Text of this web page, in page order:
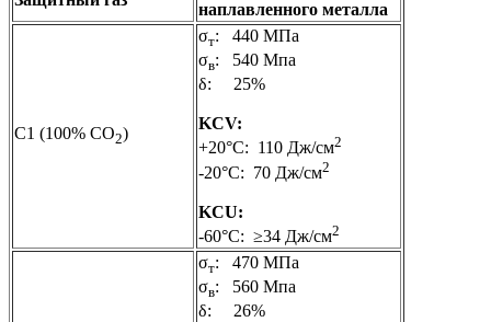
наплавленного металла
C1 (100% CO2)
σт: 440 МПа
σв: 540 Мпа
δ: 25%
KCV:
+20°C: 110 Дж/см2
-20°C: 70 Дж/см2
KCU:
-60°C: ≥34 Дж/см2
σт: 470 МПа
σв: 560 Мпа
δ: 26%